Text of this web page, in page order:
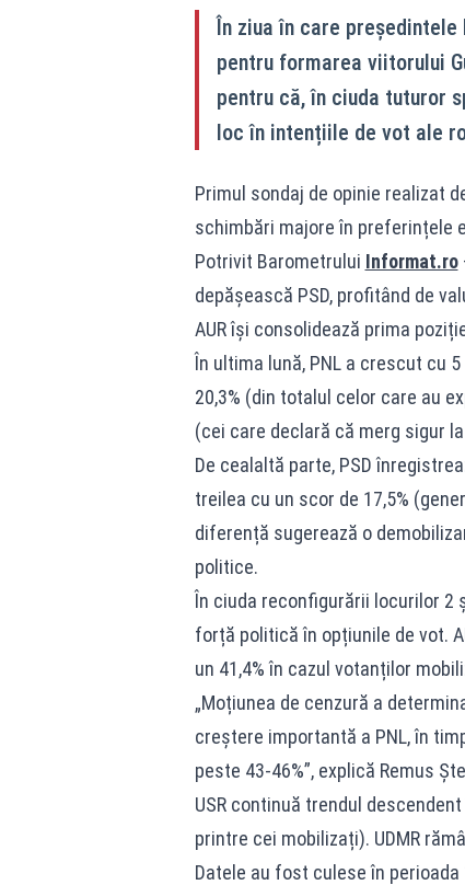
În ziua în care
pentru formarea viitorului
pentru că, în ciuda tuturor
loc în intențiile de vot ale
Primul sondaj de opinie realizat
schimbări majore în preferințele
Potrivit Barometrului Informat.ro
depășească PSD, profitând de
AUR își consolidează prima
În ultima lună, PNL a crescut cu
20,3% (din totalul celor care au
(cei care declară că merg sigur
De cealaltă parte, PSD
treilea cu un scor de 17,5%
diferență sugerează o
politice.
În ciuda reconfigurării locurilor 2
forță politică în opțiunile de vot.
un 41,4% în cazul votanților
„Moțiunea de cenzură a
creștere importantă a PNL, în
peste 43-46%”, explică Remus
USR continuă trendul
printre cei mobilizați). UDMR
Datele au fost culese în